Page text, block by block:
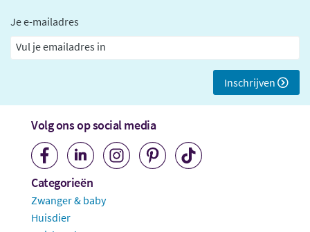
Je e-mailadres
Inschrijven
Volg ons op social media
Categorieën
Zwanger & baby
Huisdier